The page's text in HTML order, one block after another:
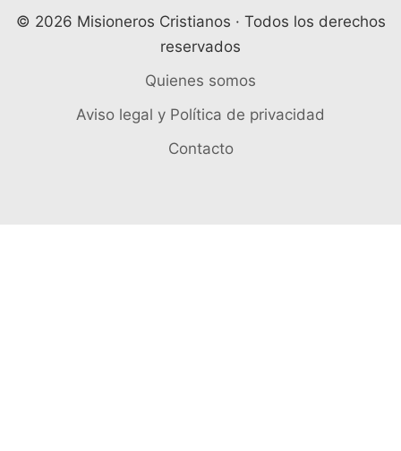
© 2026 Misioneros Cristianos · Todos los derechos
reservados
Quienes somos
Aviso legal y Política de privacidad
Contacto